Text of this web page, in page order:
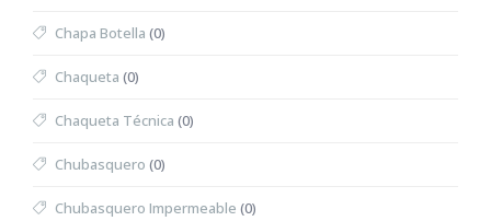
Chapa Botella (0)
Chaqueta (0)
Chaqueta Técnica (0)
Chubasquero (0)
Chubasquero Impermeable (0)